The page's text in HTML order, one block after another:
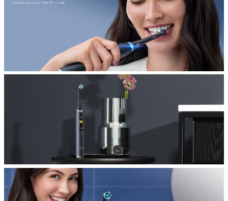
Лучшая чистка от Oral-B с 1 дня.